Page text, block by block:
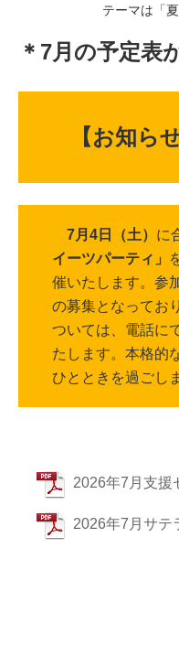
テーマは「
＊7月の予定表
【お知らせ
7月4日（土） に
イーツパーティ」
催いたします。参
の募集となってお
ついては、電話に
たします。本格的
ひとときを過ごし
2026年7月支援
2026年7月サテ